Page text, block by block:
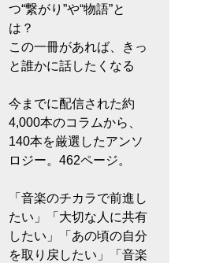
つ“繋がり”や“物語”と
は？
この一冊があれば、きっ
と誰かに話したくなる
今までに配信された約
4,000本のコラムから、
140本を厳選したアンソ
ロジー。462ページ。
「音楽のチカラで前進し
たい」「大切な人に共有
したい」「あの頃の自分
を取り戻したい」「音楽